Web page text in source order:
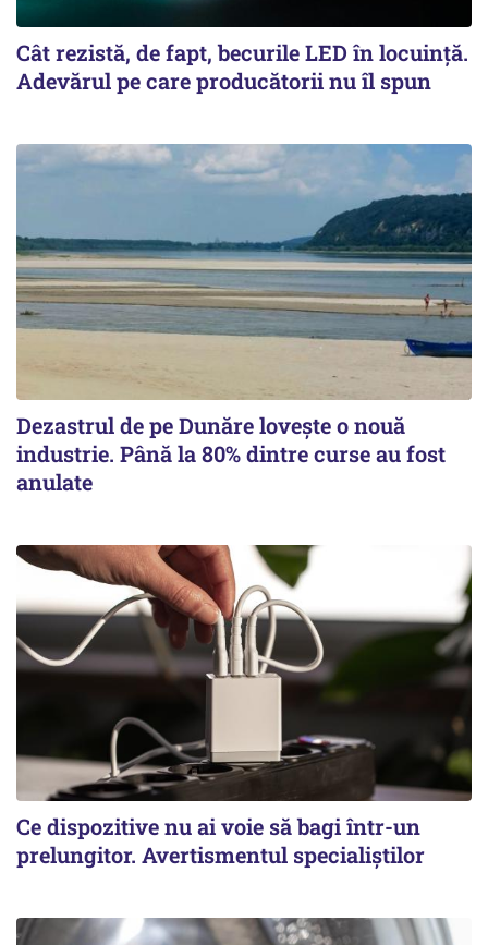
Cât rezistă, de fapt, becurile LED în locuință.
Adevărul pe care producătorii nu îl spun
Dezastrul de pe Dunăre lovește o nouă
industrie. Până la 80% dintre curse au fost
anulate
Ce dispozitive nu ai voie să bagi într-un
prelungitor. Avertismentul specialiștilor